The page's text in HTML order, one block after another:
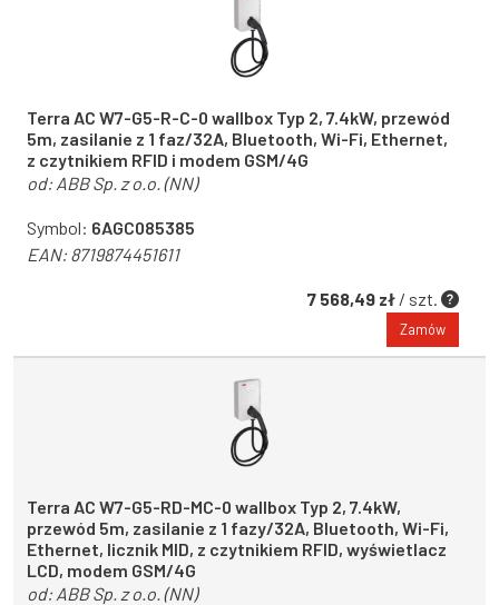
Terra AC W7-G5-R-C-0 wallbox Typ 2, 7.4kW, przewód
5m, zasilanie z 1 faz/32A, Bluetooth, Wi-Fi, Ethernet,
z czytnikiem RFID i modem GSM/4G
od: ABB Sp. z o.o. (NN)
Symbol: 6AGC085385
EAN:8719874451611
7 568,49 zł / szt.
Zamów
Terra AC W7-G5-RD-MC-0 wallbox Typ 2, 7.4kW,
przewód 5m, zasilanie z 1 fazy/32A, Bluetooth, Wi-Fi,
Ethernet, licznik MID, z czytnikiem RFID, wyświetlacz
LCD, modem GSM/4G
od: ABB Sp. z o.o. (NN)